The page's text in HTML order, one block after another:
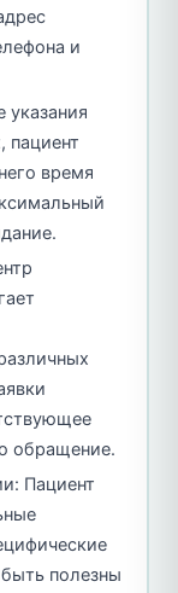
и
указания
пациент
время
обращение.
Пациент
полезны